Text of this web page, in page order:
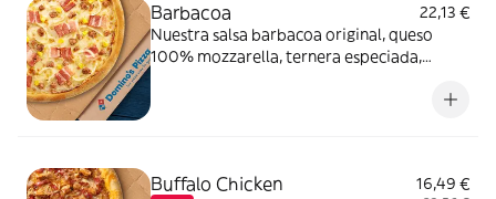
Barbacoa
22,13 €
Nuestra salsa barbacoa original, queso
100% mozzarella, ternera especiada,
Buffalo Chicken 16,49 €